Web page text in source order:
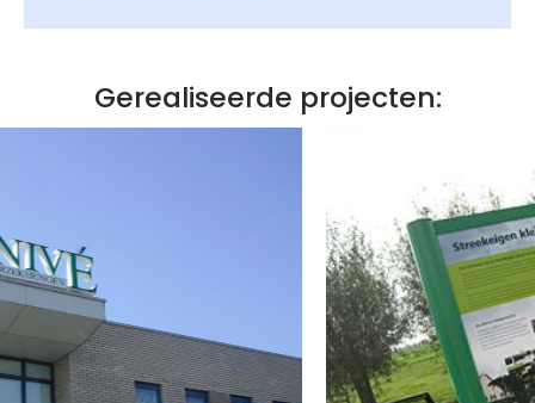
Gerealiseerde projecten: